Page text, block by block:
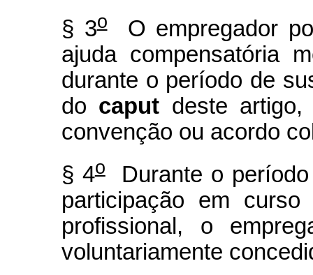
§ 3oO empregador
ajuda compensatória
durante o período de
do caput deste
convenção ou acordo
§ 4oDurante o período
participação em
profissional, o
voluntariamente